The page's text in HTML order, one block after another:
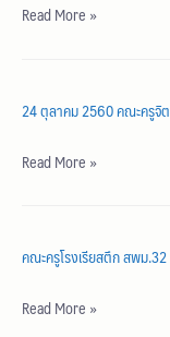
Read More »
24 ตุลาคม 2560 คณะครูจิ
Read More »
คณะครูโรงเรียสตึก สพม
Read More »